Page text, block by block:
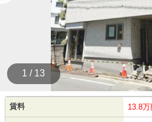
1 / 13
賃料 13.8万